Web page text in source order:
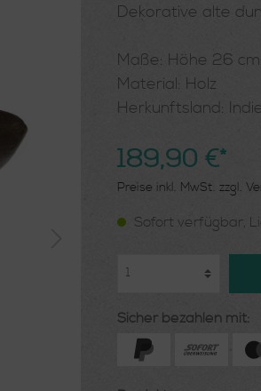
Dekorative alte
Maße: Höhe 26
Material: Holz
Herkunftsland:
189,90 €*
Preise inkl. MwSt. zzgl.
Sofort verfügbar,
Sicher bezahlen mit: